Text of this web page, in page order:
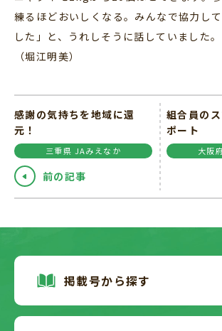
練るほどおいしくなる。みんなで協力し
した」と、うれしそうに話していました。
（堀江明美）
感謝の気持ちを地域に還
元！
三重県 JAみえなか
前の記事
組合員の
ポート
大阪
掲載号から探す